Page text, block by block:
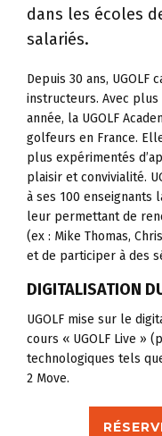
dans les écoles
salariés.
Depuis 30 ans, UGOLF
instructeurs. Avec
année, la UGOLF
golfeurs en France.
plus expérimentés
plaisir et convivialité.
à ses 100
leur permettant de
(ex : Mike Thomas,
et de participer à des
DIGITALISATION
UGOLF mise sur le
cours « UGOLF Live »
technologiques tels
2 Move.